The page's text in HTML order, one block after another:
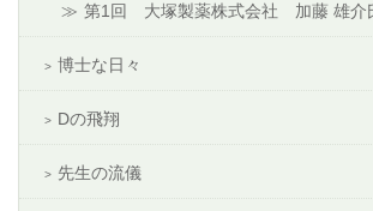
第1回 大塚製薬株式会社 加藤 雄介
博士な日々
Dの飛翔
先生の流儀